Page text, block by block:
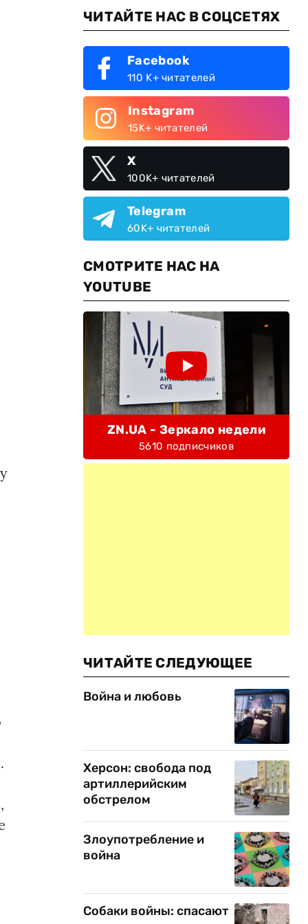
ЧИТАЙТЕ НАС В СОЦСЕТЯХ
Facebook
110 K+ читателей
Instagram
15K+ читателей
X
100K+ читателей
Telegram
60K+ читателей
СМОТРИТЕ НАС НА
YOUTUBE
ZN.UA - Зеркало недели
5610 подписчиков
ЧИТАЙТЕ СЛЕДУЮЩЕЕ
Война и любовь
Херсон: свобода под
артиллерийским
обстрелом
Злоупотребление и
война
Собаки войны: спасают